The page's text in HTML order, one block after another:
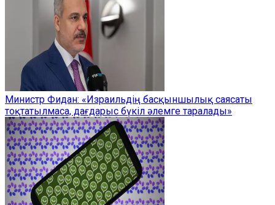
Министр Фидан: «Израильдің басқыншылық саясаты
тоқтатылмаса, дағдарыс бүкіл әлемге таралады»